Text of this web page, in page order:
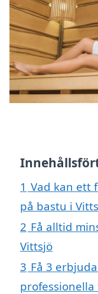
1 Vad kan ett
på bastu i
2 Få alltid
Vittsjö
3 Få 3
professionella